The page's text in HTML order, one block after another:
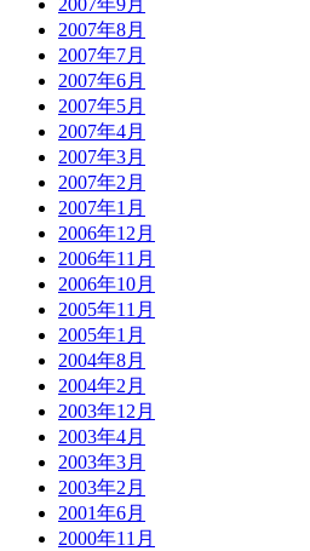
2007年9月
2007年8月
2007年7月
2007年6月
2007年5月
2007年4月
2007年3月
2007年2月
2007年1月
2006年12月
2006年11月
2006年10月
2005年11月
2005年1月
2004年8月
2004年2月
2003年12月
2003年4月
2003年3月
2003年2月
2001年6月
2000年11月